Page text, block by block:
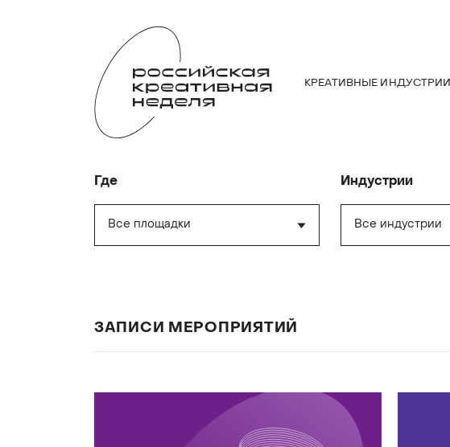
КРЕАТИВНЫЕ ИНДУСТРИИ
Где
Все площадки
Индустрии
Все индустрии
ЗАПИСИ МЕРОПРИЯТИЙ